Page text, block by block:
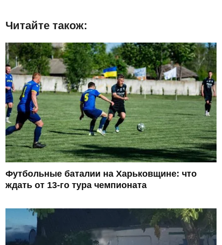
Читайте також:
Футбольные баталии на Харьковщине: что
ждать от 13-го тура чемпионата